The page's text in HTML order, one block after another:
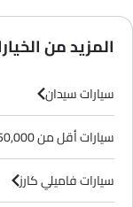
المزيد من
سيارات سيدان
سيارات أقل من 50,000 ريال
سيارات فاميلي كارز